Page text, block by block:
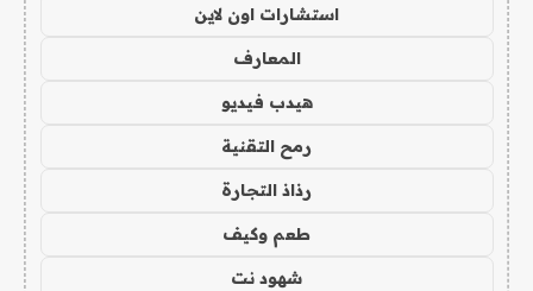
استشارات اون لاين
المعارف
هيدب فيديو
رمح التقنية
رذاذ التجارة
طعم وكيف
شهود نت